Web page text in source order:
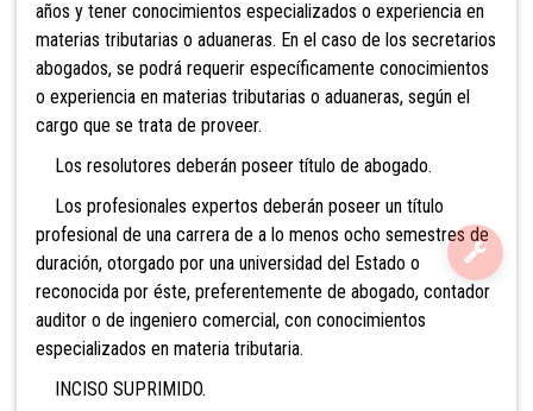
años y tener conocimientos especializados o experiencia en
materias tributarias o aduaneras. En el caso de los secretarios
abogados, se podrá requerir específicamente conocimientos
o experiencia en materias tributarias o aduaneras, según el
cargo que se trata de proveer.
Los resolutores deberán poseer título de abogado.
Los profesionales expertos deberán poseer un título
profesional de una carrera de a lo menos ocho semestres de
duración, otorgado por una universidad del Estado o
reconocida por éste, preferentemente de abogado, contador
auditor o de ingeniero comercial, con conocimientos
especializados en materia tributaria.
INCISO SUPRIMIDO.